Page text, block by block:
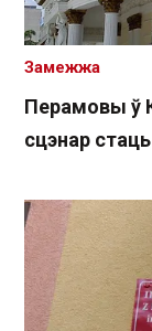
Перамовы ў
сцэнар
Замежжа